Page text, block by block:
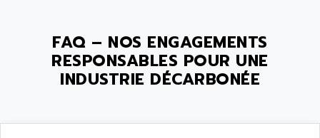
FAQ – NOS ENGAGEMENTS
RESPONSABLES POUR UNE
INDUSTRIE DÉCARBONÉE